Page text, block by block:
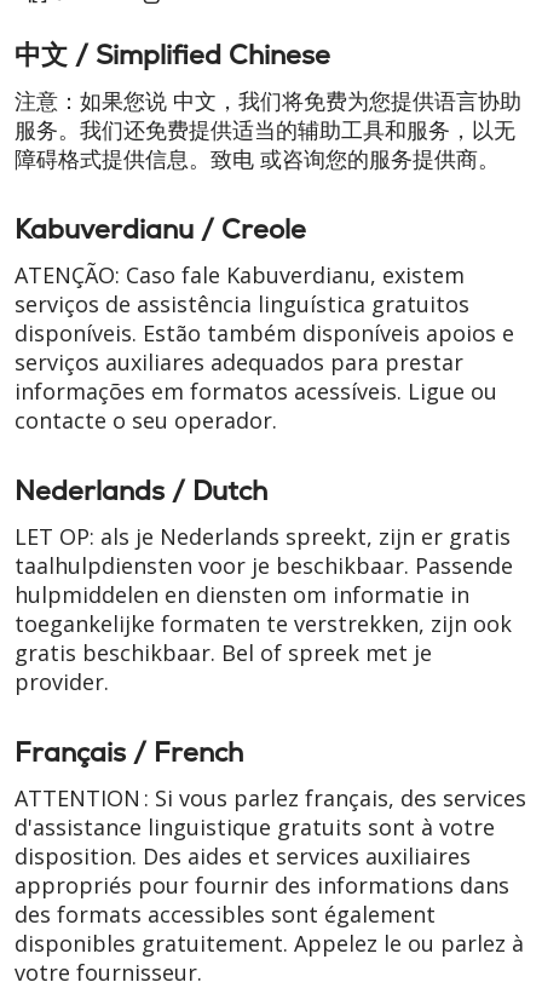
中文 / Simplified Chinese
注意：如果您说 中文，我们将免费为您提供语言协助
服务。我们还免费提供适当的辅助工具和服务，以无
障碍格式提供信息。致电 或咨询您的服务提供商。
Kabuverdianu / Creole
ATENÇÃO: Caso fale Kabuverdianu, existem
serviços de assistência linguística gratuitos
disponíveis. Estão também disponíveis apoios e
serviços auxiliares adequados para prestar
informações em formatos acessíveis. Ligue ou
contacte o seu operador.
Nederlands / Dutch
LET OP: als je Nederlands spreekt, zijn er gratis
taalhulpdiensten voor je beschikbaar. Passende
hulpmiddelen en diensten om informatie in
toegankelijke formaten te verstrekken, zijn ook
gratis beschikbaar. Bel of spreek met je
provider.
Français / French
ATTENTION : Si vous parlez français, des services
d'assistance linguistique gratuits sont à votre
disposition. Des aides et services auxiliaires
appropriés pour fournir des informations dans
des formats accessibles sont également
disponibles gratuitement. Appelez le ou parlez à
votre fournisseur.